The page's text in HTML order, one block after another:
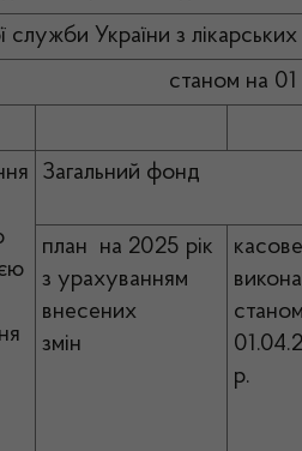
України з лікарських
станом на
Загальний фонд
план на 2025 рік
з урахуванням
внесених
змін
касове
р.